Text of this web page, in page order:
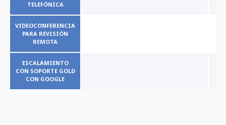
TELEFÓNICA
VIDEOCONFERENCIA
PARA REVISIÓN
REMOTA
ESCALAMIENTO
CON SOPORTE GOLD
CON GOOGLE